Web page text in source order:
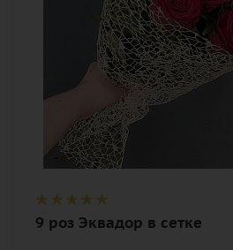
упаковка
9 роз Эквадор в сетке